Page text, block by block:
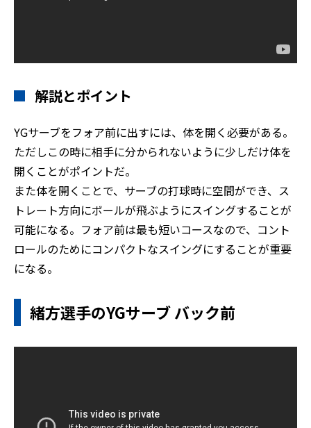
解説とポイント
YGサーブをフォア前に出すには、体を開く必要がある。
ただしこの時に相手に分かられないように少しだけ体を
開くことがポイントだ。
また体を開くことで、サーブの打球時に空間ができ、ス
トレート方向にボールが飛ぶようにスイングすることが
可能になる。フォア前は最も短いコースなので、コント
ロールのためにコンパクトなスイングにすることが重要
になる。
緒方選手のYGサーブ バック前